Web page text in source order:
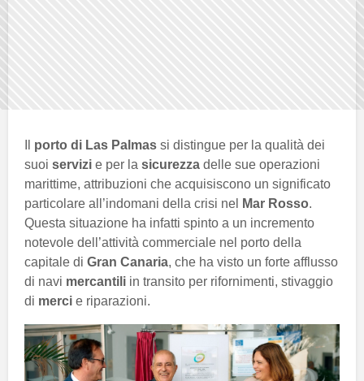
porto di Las Palmas si distingue per la qualità dei
suoi servizi e per la sicurezza delle sue operazioni
marittime, attribuzioni che acquisiscono un significato
particolare all’indomani della crisi nel
Mar Rosso.
Questa situazione ha infatti spinto a un incremento
notevole dell’attività commerciale nel porto della
capitale di Gran Canaria, che ha visto un forte afflusso
di navi mercantili in transito per rifornimenti, stivaggio
di merci e riparazioni.